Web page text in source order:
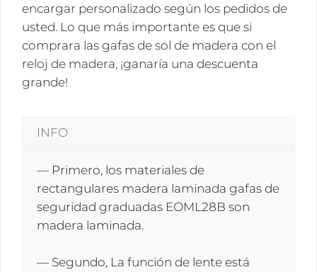
encargar personalizado según los pedidos de
usted. Lo que más importante es que si
comprara las gafas de sol de madera con el
reloj de madera, ¡ganaría una descuenta
grande!
INFO
— Primero, los materiales de
rectangulares madera laminada gafas de
seguridad graduadas EOML28B son
madera laminada.
— Segundo, La función de lente está